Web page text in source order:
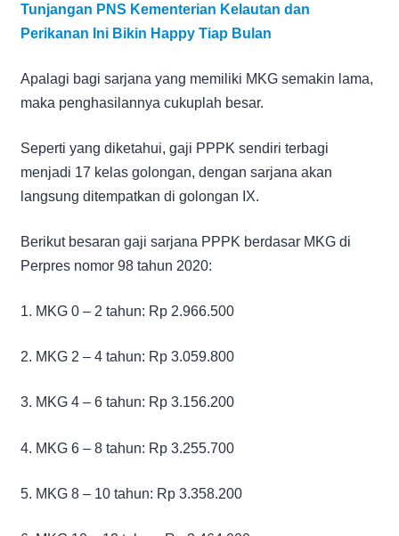
Tunjangan PNS Kementerian Kelautan dan
Perikanan Ini Bikin Happy Tiap Bulan
Apalagi bagi sarjana yang memiliki MKG semakin lama,
maka penghasilannya cukuplah besar.
Seperti yang diketahui, gaji PPPK sendiri terbagi
menjadi 17 kelas golongan, dengan sarjana akan
langsung ditempatkan di golongan IX.
Berikut besaran gaji sarjana PPPK berdasar MKG di
Perpres nomor 98 tahun 2020:
1. MKG 0 – 2 tahun: Rp 2.966.500
2. MKG 2 – 4 tahun: Rp 3.059.800
3. MKG 4 – 6 tahun: Rp 3.156.200
4. MKG 6 – 8 tahun: Rp 3.255.700
5. MKG 8 – 10 tahun: Rp 3.358.200